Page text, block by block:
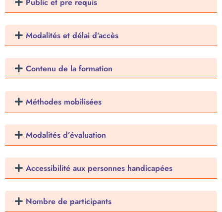
Modalités et délai d’accès
Contenu de la formation
Méthodes mobilisées
Modalités d’évaluation
Accessibilité aux personnes handicapées
Nombre de participants